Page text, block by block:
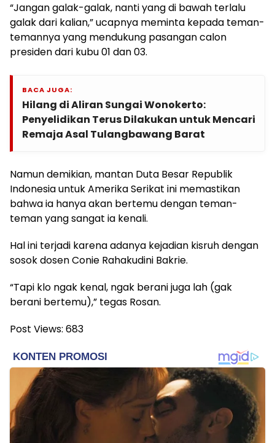
“Jangan galak-galak, nanti yang di bawah terlalu
galak dari kalian,” ucapnya meminta kepada teman-
temannya yang mendukung pasangan calon
presiden dari kubu 01 dan 03.
BACA JUGA:
Hilang di Aliran Sungai Wonokerto:
Penyelidikan Terus Dilakukan untuk Mencari
Remaja Asal Tulangbawang Barat
Namun demikian, mantan Duta Besar Republik
Indonesia untuk Amerika Serikat ini memastikan
bahwa ia hanya akan bertemu dengan teman-
teman yang sangat ia kenali.
Hal ini terjadi karena adanya kejadian kisruh dengan
sosok dosen Conie Rahakudini Bakrie.
“Tapi klo ngak kenal, ngak berani juga lah (gak
berani bertemu),” tegas Rosan.
Post Views: 683